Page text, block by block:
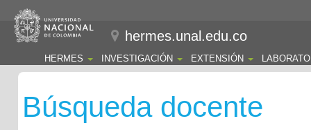
hermes.unal.edu.co
HERMES INVESTIGACIÓN EXTENSIÓN
Búsqueda docente